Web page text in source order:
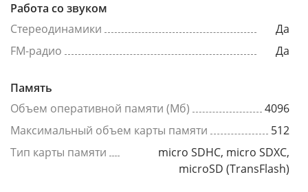
Работа со звуком
Стереодинамики
Да
FM-радио
Да
Память
Объем оперативной памяти (Мб)
4096
Максимальный объем карты памяти
512
Тип карты памяти
micro SDHC, micro SDXC,
microSD (TransFlash)